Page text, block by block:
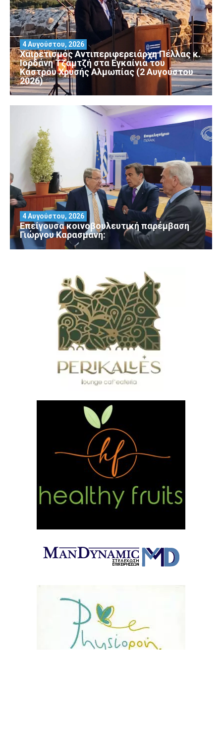
Χαιρετισμός Αντιπεριφερειάρχη Πέλλας κ.
Ιορδάνη Τζαμτζή στα Εγκαίνια του
Κάστρου Χρυσής Αλμωπίας (2 Αυγούστου
2026)
4 Αυγούστου, 2026
Επείγουσα κοινοβουλευτική παρέμβαση
Γιώργου Καρασμάνη:
4 Αυγούστου, 2026